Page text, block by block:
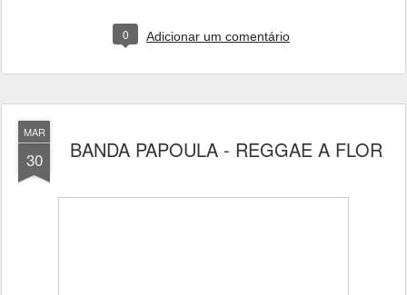
0 Adicionar um comentário
MAR
30 BANDA PAPOULA - REGGAE A FLOR